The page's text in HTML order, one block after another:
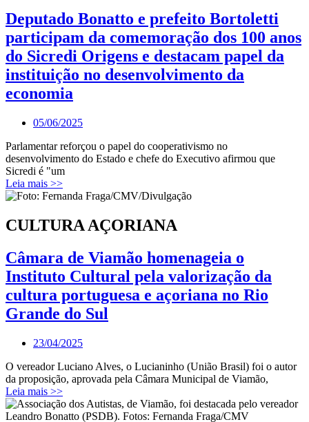
Deputado Bonatto e prefeito Bortoletti
participam da comemoração dos 100 anos
do Sicredi Origens e destacam papel da
instituição no desenvolvimento da
economia
05/06/2025
Parlamentar reforçou o papel do cooperativismo no
desenvolvimento do Estado e chefe do Executivo afirmou que
Sicredi é "um
Leia mais >>
CULTURA AÇORIANA
Câmara de Viamão homenageia o
Instituto Cultural pela valorização da
cultura portuguesa e açoriana no Rio
Grande do Sul
23/04/2025
O vereador Luciano Alves, o Lucianinho (União Brasil) foi o autor
da proposição, aprovada pela Câmara Municipal de Viamão,
Leia mais >>